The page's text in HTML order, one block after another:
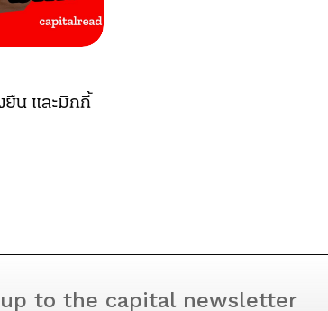
ยืน และมิกกี้
to the capital newsletter